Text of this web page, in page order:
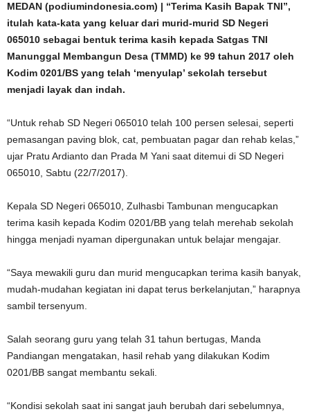
MEDAN (podiumindonesia.com) | “Terima Kasih Bapak TNI”,
itulah kata-kata yang keluar dari murid-murid SD Negeri
065010 sebagai bentuk terima kasih kepada Satgas TNI
Manunggal Membangun Desa (TMMD) ke 99 tahun 2017 oleh
Kodim 0201/BS yang telah ‘menyulap’ sekolah tersebut
menjadi layak dan indah.
“Untuk rehab SD Negeri 065010 telah 100 persen selesai, seperti
pemasangan paving blok, cat, pembuatan pagar dan rehab kelas,”
ujar Pratu Ardianto dan Prada M Yani saat ditemui di SD Negeri
065010, Sabtu (22/7/2017).
Kepala SD Negeri 065010, Zulhasbi Tambunan mengucapkan
terima kasih kepada Kodim 0201/BB yang telah merehab sekolah
hingga menjadi nyaman dipergunakan untuk belajar mengajar.
“Saya mewakili guru dan murid mengucapkan terima kasih banyak,
mudah-mudahan kegiatan ini dapat terus berkelanjutan,” harapnya
sambil tersenyum.
Salah seorang guru yang telah 31 tahun bertugas, Manda
Pandiangan mengatakan, hasil rehab yang dilakukan Kodim
0201/BB sangat membantu sekali.
“Kondisi sekolah saat ini sangat jauh berubah dari sebelumnya,